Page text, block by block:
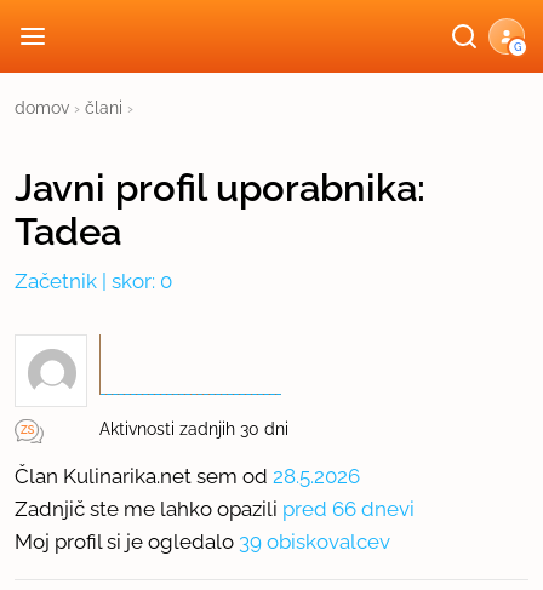
G
domov › člani ›
Javni profiluporabnika:
Tadea
Začetnik | skor: 0
Aktivnosti zadnjih 30 dni
Član Kulinarika.net sem od 28.5.2026
Zadnjič ste me lahko opazili pred 66 dnevi
Moj profil si je ogledalo 39 obiskovalcev